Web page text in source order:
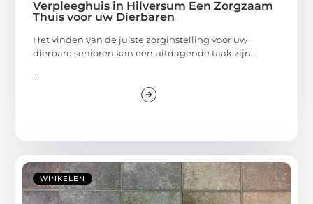
Verpleeghuis in Hilversum Een Zorgzaam
Thuis voor uw Dierbaren
Het vinden van de juiste zorginstelling voor uw
dierbare senioren kan een uitdagende taak zijn.
...
WINKELEN